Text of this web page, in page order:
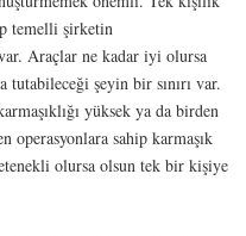
temelli şirketin
Araçlar ne kadar iyi olursa
tutabileceği şeyin bir sınırı var.
yüksek ya da birden
operasyonlara sahip karmaşık
olursa olsun tek bir kişiye